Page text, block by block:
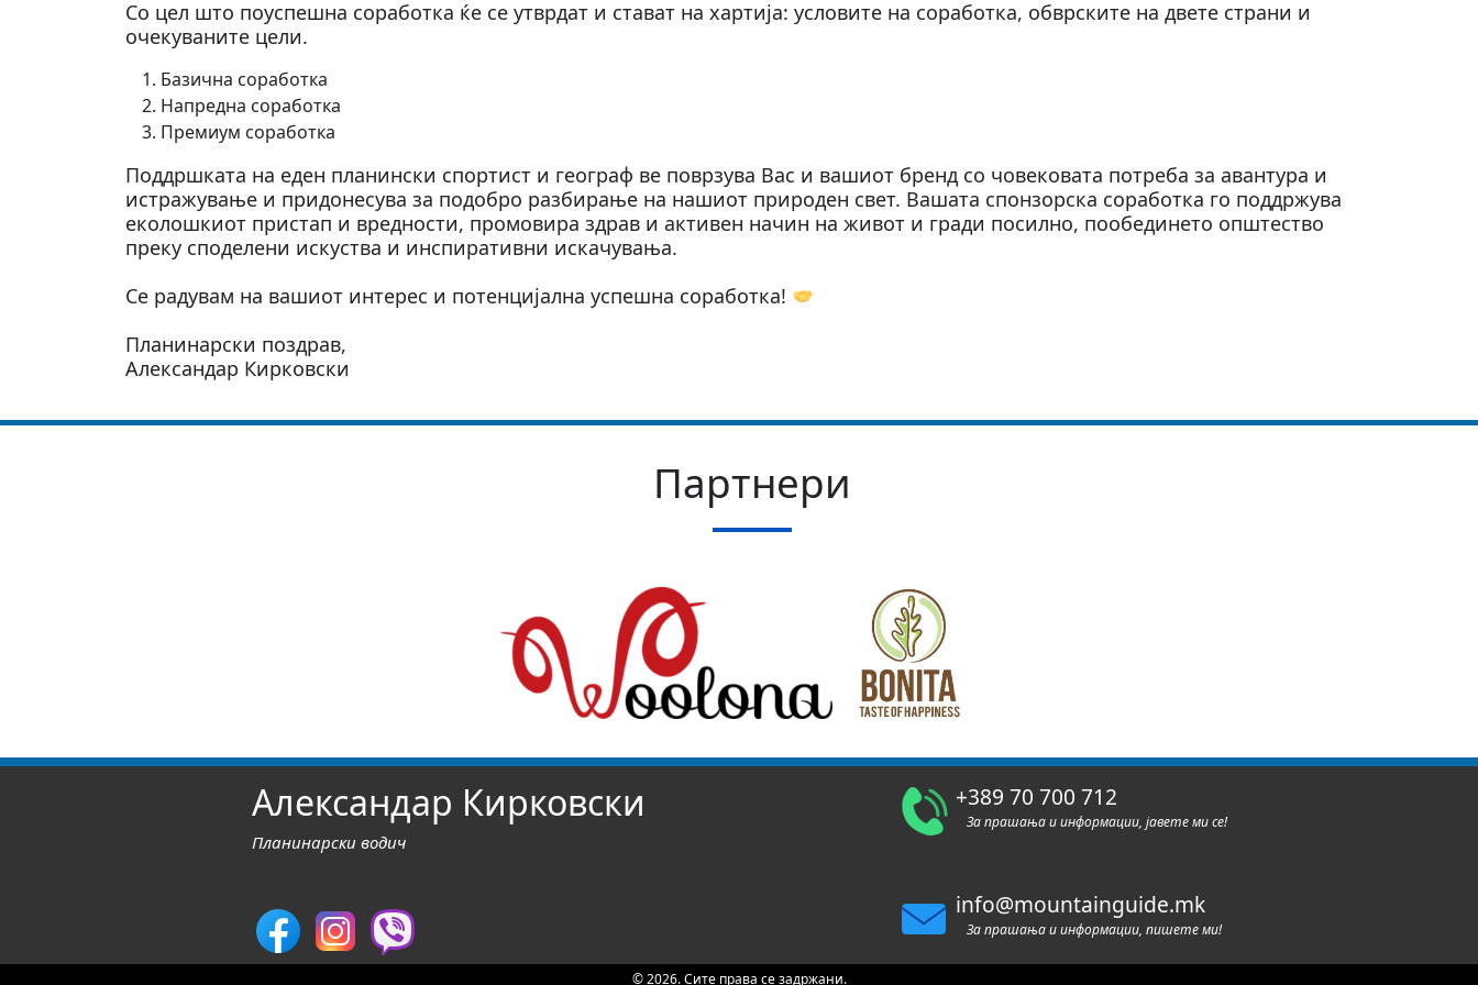
Со цел што поуспешна соработка ќе се утврдат и стават на хартија: условите на соработка, обврските на двете страни и
очекуваните цели.
Базична соработка
Напредна соработка
Премиум соработка
Поддршката на еден планински спортист и географ ве поврзува Вас и вашиот бренд со човековата потреба за авантура и
истражување и придонесува за подобро разбирање на нашиот природен свет. Вашата спонзорска соработка го поддржува
еколошкиот пристап и вредности, промовира здрав и активен начин на живот и гради посилно, пообединето општество
преку споделени искуства и инспиративни искачувања.
Се радувам на вашиот интерес и потенцијална успешна соработка!
Планинарски поздрав,
Александар Кирковски
Партнери
Александар Кирковски
Планинарски водич
+389 70 700 712
За прашања и информации, јавете ми се!
info@mountainguide.mk
За прашања и информации, пишете ми!
© 2026. Сите права се задржани.